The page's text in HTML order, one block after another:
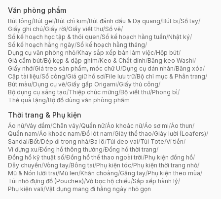
Văn phòng phẩm
Bút lông/Bút gel/Bút chì kim/Bút đánh dấu & Dạ quang/Bút bi/Sổ tay/
Giấy ghi chú/Giấy rời/Giấy viết thư/Sổ vẽ/
Sổ kế hoạch học tập & thói quen/Sổ kế hoạch hằng tuần/Nhật ký/
Sổ kế hoạch hằng ngày/Sổ kế hoạch hằng tháng/
Dụng cụ văn phòng nhỏ/Khay sắp xếp bàn làm việc/Hộp bút/
Giá cắm bút/Bộ kẹp & dập ghim/Keo & Chất dính/Băng keo Washi/
Giấy nhớ/Giá treo sản phẩm, móc chữ U/Dụng cụ dán nhãn/Băng xóa/
Cặp tài liệu/Sổ còng/Giá giữ hồ sơ/File lưu trữ/Bộ chỉ mục & Phân trang/
Bút màu/Dụng cụ vẽ/Giấy gấp Origami/Giấy thủ công/
Bộ dụng cụ sáng tạo/Thiệp chúc mừng/Bộ viết thư/Phong bì/
Thẻ quà tặng/Bộ đồ dùng văn phòng phẩm
Thời trang & Phụ kiện
Áo nữ/Váy đầm/Chân váy/Quần nữ/Áo khoác nữ/Áo sơ mi/Áo thun/
Quần nam/Áo khoác nam/Đồ lót nam/Giày thể thao/Giày lười (Loafers)/
Sandal/Bốt/Dép đi trong nhà/Ba lô/Túi đeo vai/Túi Tote/Ví tiền/
Ví đựng xu/Đồng hồ thông thường/Đồng hồ thời trang/
Đồng hồ kỹ thuật số/Đồng hồ thể thao ngoài trời/Phụ kiện đồng hồ/
Dây chuyền/Vòng tay/Bông tai/Phụ kiện tóc/Phụ kiện thời trang nhỏ/
Mũ & Nón lưỡi trai/Mũ len/Khăn choàng/Găng tay/Phụ kiện theo mùa/
Túi nhỏ đựng đồ (Pouches)/Vỏ bọc hộ chiếu/Sắp xếp hành lý/
Phụ kiện vali/Vật dụng mang đi hằng ngày nhỏ gọn